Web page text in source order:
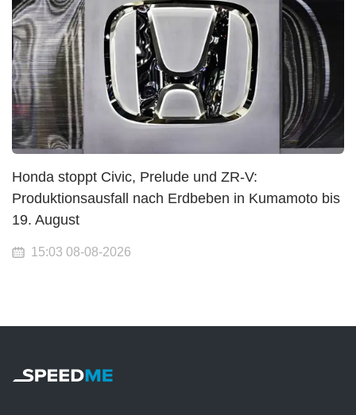
Honda stoppt Civic, Prelude und ZR-V:
Produktionsausfall nach Erdbeben in Kumamoto bis
19. August
15:03 08-08-2026